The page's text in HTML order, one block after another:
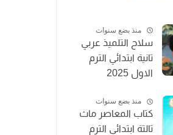
منذ بضع سنوات
سلاح التلميذ عربي
تانية ابتدائي الترم
الاول 2025
منذ بضع سنوات
كتاب المعاصر ماث
تالتة ابتدائي الترم